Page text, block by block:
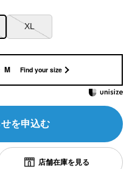
XL
を申込む
M Find your size